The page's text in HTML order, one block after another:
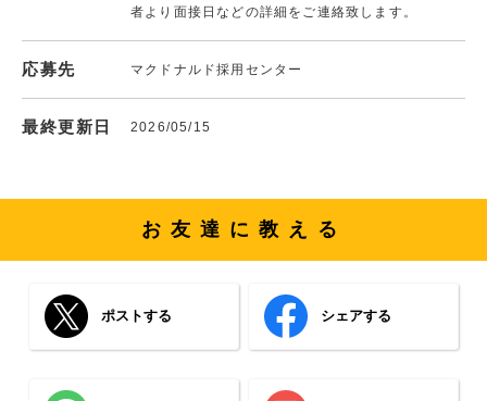
者より面接日などの詳細をご連絡致します。
応募先 マクドナルド採用センター
最終更新日 2026/05/15
お友達に教える
ポストする シェアする